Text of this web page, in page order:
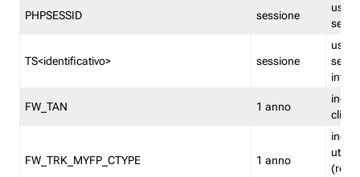
PHPSESSID sessione
TS<identificativo> sessione
FW_TAN 1 anno
FW_TRK_MYFP_CTYPE 1 anno